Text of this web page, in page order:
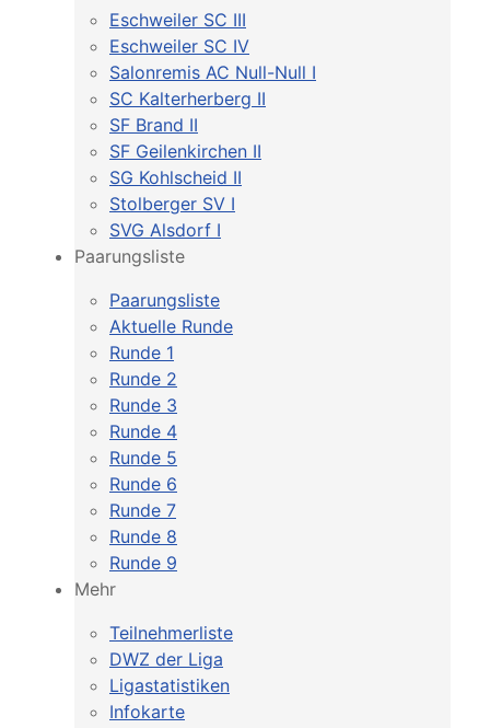
Eschweiler SC III
Eschweiler SC IV
Salonremis AC Null-Null I
SC Kalterherberg II
SF Brand II
SF Geilenkirchen II
SG Kohlscheid II
Stolberger SV I
SVG Alsdorf I
Paarungsliste
Paarungsliste
Aktuelle Runde
Runde 1
Runde 2
Runde 3
Runde 4
Runde 5
Runde 6
Runde 7
Runde 8
Runde 9
Mehr
Teilnehmerliste
DWZ der Liga
Ligastatistiken
Infokarte